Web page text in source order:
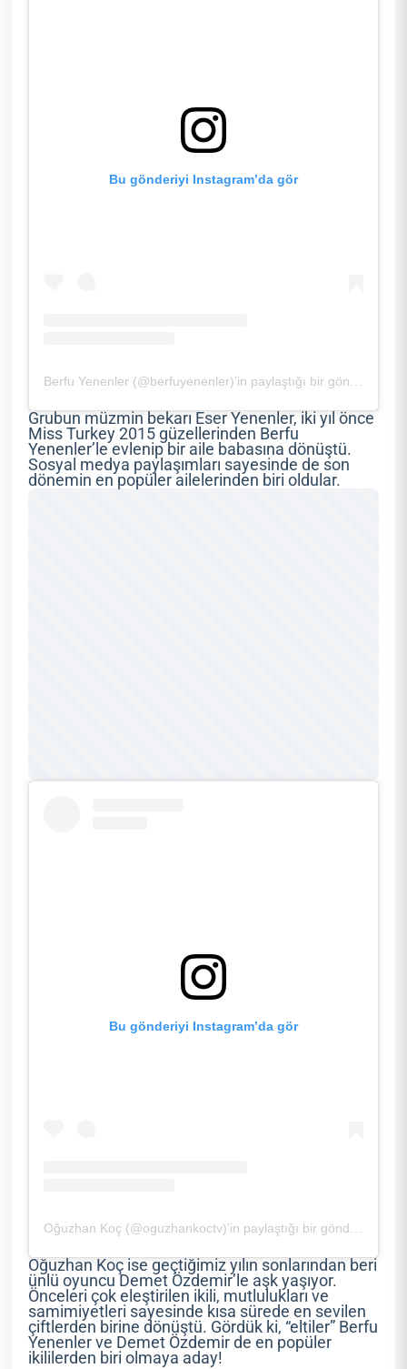
Bu gönderiyi Instagram’da gör
Grubun müzmin bekarı Eser Yenenler, iki yıl önce
Miss Turkey 2015 güzellerinden Berfu
Yenenler’le evlenip bir aile babasına dönüştü.
Sosyal medya paylaşımları sayesinde de son
dönemin en popüler ailelerinden biri oldular.
Bu gönderiyi Instagram’da gör
Oğuzhan Koç ise geçtiğimiz yılın sonlarından beri
ünlü oyuncu Demet Özdemir’le aşk yaşıyor.
Önceleri çok eleştirilen ikili, mutlulukları ve
samimiyetleri sayesinde kısa sürede en sevilen
çiftlerden birine dönüştü. Gördük ki, “eltiler” Berfu
Yenenler ve Demet Özdemir de en popüler
ikililerden biri olmaya aday!